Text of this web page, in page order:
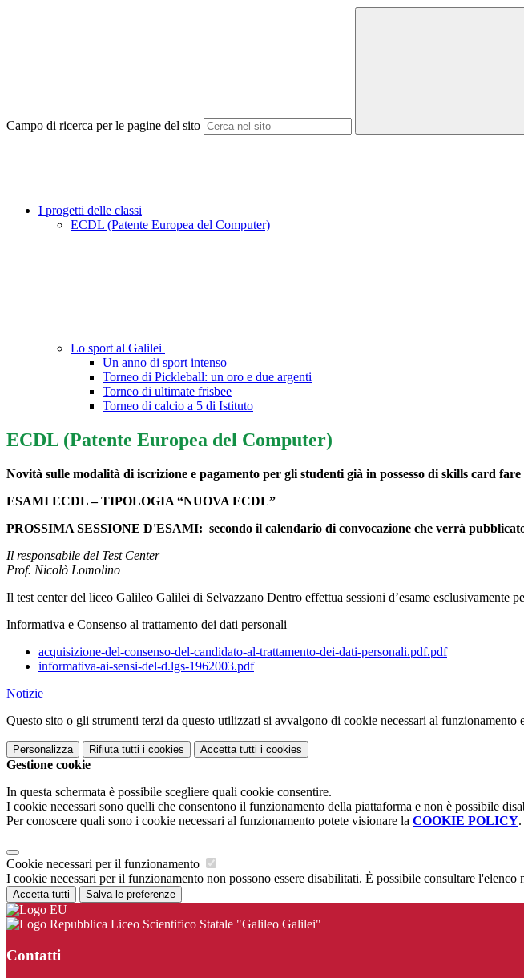
Campo di ricerca per le pagine del sito
I progetti delle classi
ECDL (Patente Europea del Computer)
Lo sport al Galilei
Un anno di sport intenso
Torneo di Pickleball: un oro e due argenti
Torneo di ultimate frisbee
Torneo di calcio a 5 di Istituto
ECDL (Patente Europea del Computer)
Novità sulle modalità di iscrizione e pagamento per gli studenti già in possesso di skills card
ESAMI ECDL – TIPOLOGIA “NUOVA ECDL”
PROSSIMA SESSIONE D'ESAMI: secondo il calendario di convocazione che verrà
Il responsabile del Test Center
Prof. Nicolò Lomolino
Il test center del liceo Galileo Galilei di Selvazzano Dentro effettua sessioni d’esame
Informativa e Consenso al trattamento dei dati personali
acquisizione-del-consenso-del-candidato-al-trattamento-dei-dati-personali.pdf.pdf
informativa-ai-sensi-del-d.lgs-1962003.pdf
Notizie
Questo sito o gli strumenti terzi da questo utilizzati si avvalgono di cookie necessari al
Personalizza Rifiuta tutti i cookies Accetta tutti i cookies
Gestione cookie
In questa schermata è possibile scegliere quali cookie consentire.
I cookie necessari sono quelli che consentono il funzionamento della piattaforma e non è possibile
Per conoscere quali sono i cookie necessari al funzionamento potete visionare la COOKIE POLICY.
Cookie necessari per il funzionamento
I cookie necessari per il funzionamento non possono essere disabilitati. È possibile consultare
Accetta tutti Salva le preferenze
Liceo Scientifico Statale "Galileo Galilei"
Contatti